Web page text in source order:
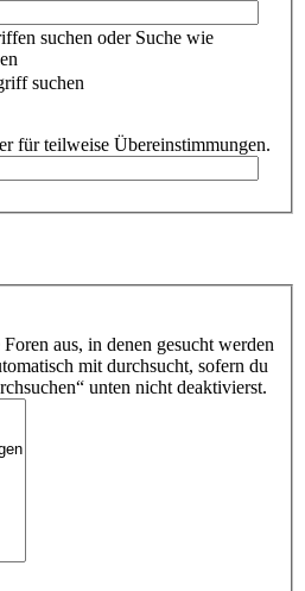
suchen oder Suche wie
suchen
für teilweise Übereinstimmungen.
aus, in denen gesucht werden
mit durchsucht, sofern du
unten nicht deaktivierst.